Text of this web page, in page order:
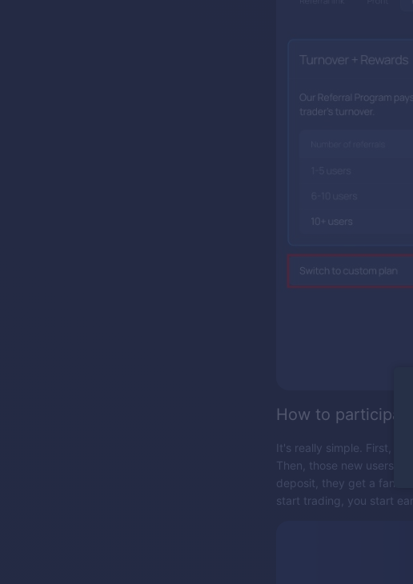
How to participate
It's really simple. First,
Then, those new users
deposit, they get a
start trading, you start